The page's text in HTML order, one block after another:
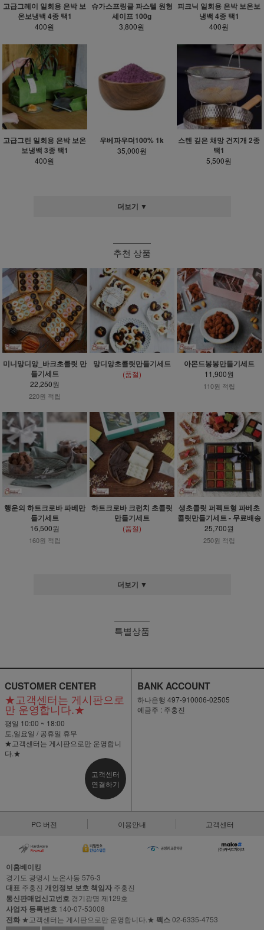
고급그레이 일회용 은박 보
온보냉백 4종 택1
400원
슈가스프링클 파스텔 원형
셰이프 100g
3,800원
피크닉 일회용 은박 보온보
냉백 4종 택1
400원
고급그린 일회용 은박 보온
보냉백 3종 택1
400원
우베파우더100% 1k
35,000원
스텐 깊은 채망 건지개 2종
택1
5,500원
더보기 ▼
추천 상품
미니망디앙_바크초콜릿 만
들기세트
22,250원
220원 적립
망디앙초콜릿만들기세트
(품절)
아몬드봉봉만들기세트
11,900원
110원 적립
행운의 하트크로바 파베만
들기세트
16,500원
160원 적립
하트크로바 크런치 초콜릿
만들기세트
(품절)
생초콜릿 퍼펙트형 파베초
콜릿만들기세트 - 무료배송
25,700원
250원 적립
더보기 ▼
특별상품
CUSTOMER CENTER
★고객센터는 게시판으로
만 운영합니다.★
평일 10:00 ~ 18:00
토,일요일 / 공휴일 휴무
★고객센터는 게시판으로만 운영합니
다.★
고객센터
연결하기
BANK ACCOUNT
하나은행 497-910006-02505
예금주 : 주홍진
PC 버전 이용안내 고객센터
이홈베이킹
경기도 광명시 노온사동 576-3
대표 주홍진 개인정보 보호 책임자 주홍진
통신판매업신고번호 경기광명 제129호
사업자 등록번호 140-07-53008
전화 ★고객센터는 게시판으로만 운영합니다.★ 팩스02-6335-4753